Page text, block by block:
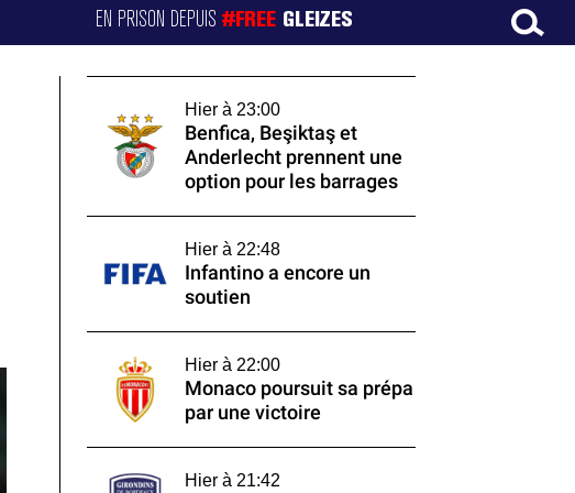
EN PRISON DEPUIS#FREE GLEIZES
Hier à 23:00
Benfica, Beşiktaş et
Anderlecht prennent une
option pour les barrages
Hier à 22:48
Infantino a encore un
soutien
Hier à 22:00
Monaco poursuit sa prépa
par une victoire
Hier à 21:42